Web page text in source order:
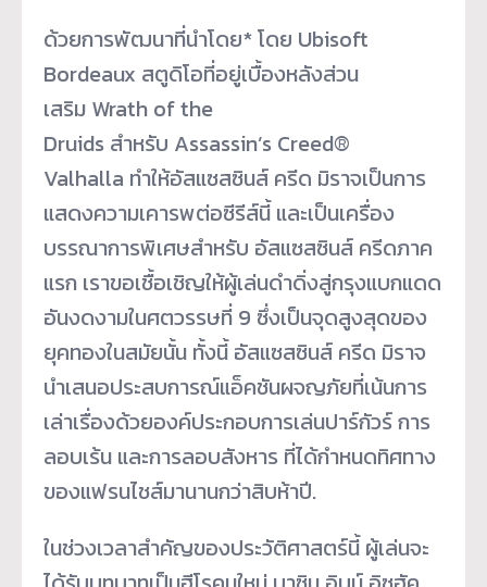
ด้วยการพัฒนาที่นำโดย* โดย Ubisoft
Bordeaux สตูดิโอที่อยู่เบื้องหลังส่วน
เสริม Wrath of the
Druids สำหรับ Assassin’s Creed®
Valhalla ทำให้อัสแซสซินส์ ครีด มิราจเป็นการ
แสดงความเคารพต่อซีรีส์นี้ และเป็นเครื่อง
บรรณาการพิเศษสำหรับ อัสแซสซินส์ ครีดภาค
แรก เราขอเชื้อเชิญให้ผู้เล่นดำดิ่งสู่กรุงแบกแดด
อันงดงามในศตวรรษที่ 9 ซึ่งเป็นจุดสูงสุดของ
ยุคทองในสมัยนั้น ทั้งนี้ อัสแซสซินส์ ครีด มิราจ
นำเสนอประสบการณ์แอ็คชันผจญภัยที่เน้นการ
เล่าเรื่องด้วยองค์ประกอบการเล่นปาร์กัวร์ การ
ลอบเร้น และการลอบสังหาร ที่ได้กำหนดทิศทาง
ของแฟรนไชส์มานานกว่าสิบห้าปี.
ในช่วงเวลาสำคัญของประวัติศาสตร์นี้ ผู้เล่นจะ